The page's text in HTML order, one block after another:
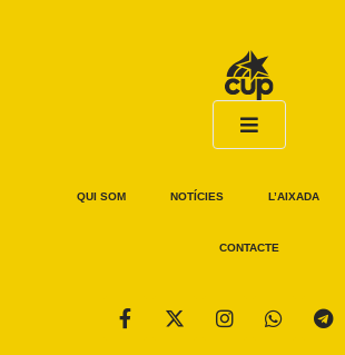
QUI SOM NOTÍCIES L’AIXADA
CONTACTE